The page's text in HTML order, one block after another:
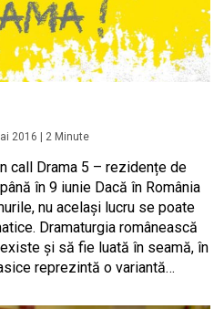
2016 2 Minute
call Drama 5 – rezidențe de
în 9 iunie Dacă în România
nu același lucru se poate
Dramaturgia românească
și să fie luată în seamă, în
reprezintă o variantă…